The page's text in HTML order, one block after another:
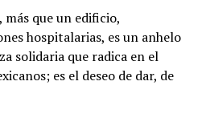
más que un edificio,
hospitalarias, es un anhelo
solidaria que radica en el
es el deseo de dar, de